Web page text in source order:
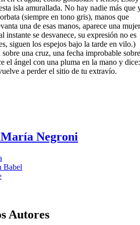
isla amurallada. No hay nadie más que
(siempre en tono gris), manos que
una de esas manos, aparece una mujer
instante se desvanece, su expresión no es
siguen los espejos bajo la tarde en vilo.)
una cruz, una fecha improbable sobre
el ángel con una pluma en la mano y dice:
a perder el sitio de tu extravío.
María Negroni
Babel
Autores